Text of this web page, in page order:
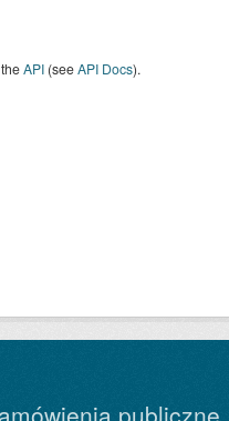
API(seeAPI Docs).
publiczne